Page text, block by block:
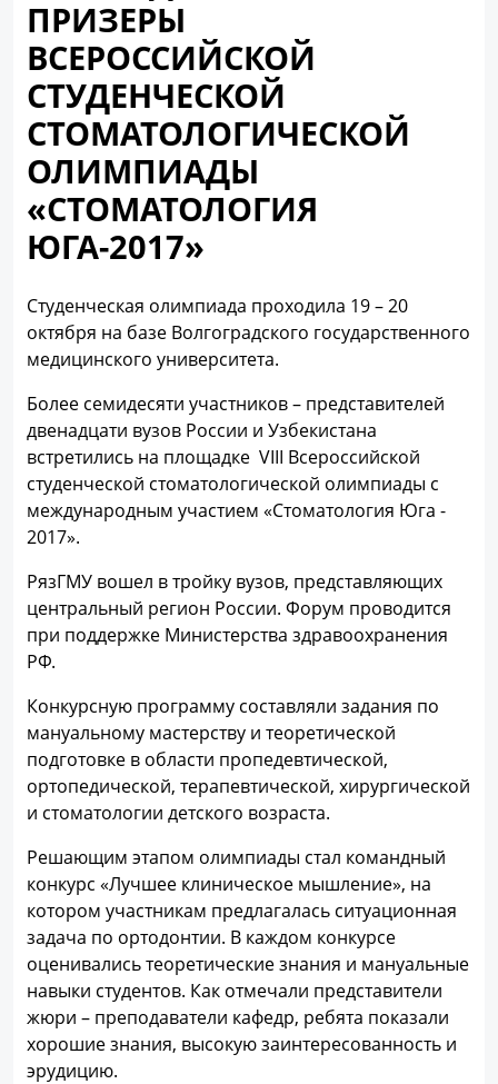
ПРИЗЕРЫ
ВСЕРОССИЙСКОЙ
СТУДЕНЧЕСКОЙ
СТОМАТОЛОГИЧЕСКОЙ
ОЛИМПИАДЫ
«СТОМАТОЛОГИЯ
ЮГА-2017»
Студенческая олимпиада проходила 19 – 20
октября на базе Волгоградского государственного
медицинского университета.
Более семидесяти участников – представителей
двенадцати вузов России и Узбекистана
встретились на площадке VIII Всероссийской
студенческой стоматологической олимпиады с
международным участием «Стоматология Юга -
2017».
РязГМУ вошел в тройку вузов, представляющих
центральный регион России. Форум проводится
при поддержке Министерства здравоохранения
РФ.
Конкурсную программу составляли задания по
мануальному мастерству и теоретической
подготовке в области пропедевтической,
ортопедической, терапевтической, хирургической
и стоматологии детского возраста.
Решающим этапом олимпиады стал командный
конкурс «Лучшее клиническое мышление», на
котором участникам предлагалась ситуационная
задача по ортодонтии. В каждом конкурсе
оценивались теоретические знания и мануальные
навыки студентов. Как отмечали представители
жюри – преподаватели кафедр, ребята показали
хорошие знания, высокую заинтересованность и
эрудицию.